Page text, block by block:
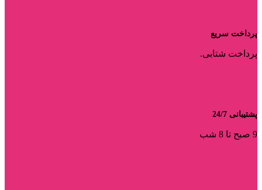
پرداخت سریع
پرداخت شتابی.
پشتیبانی 24/7
9 صبح تا 8 شب